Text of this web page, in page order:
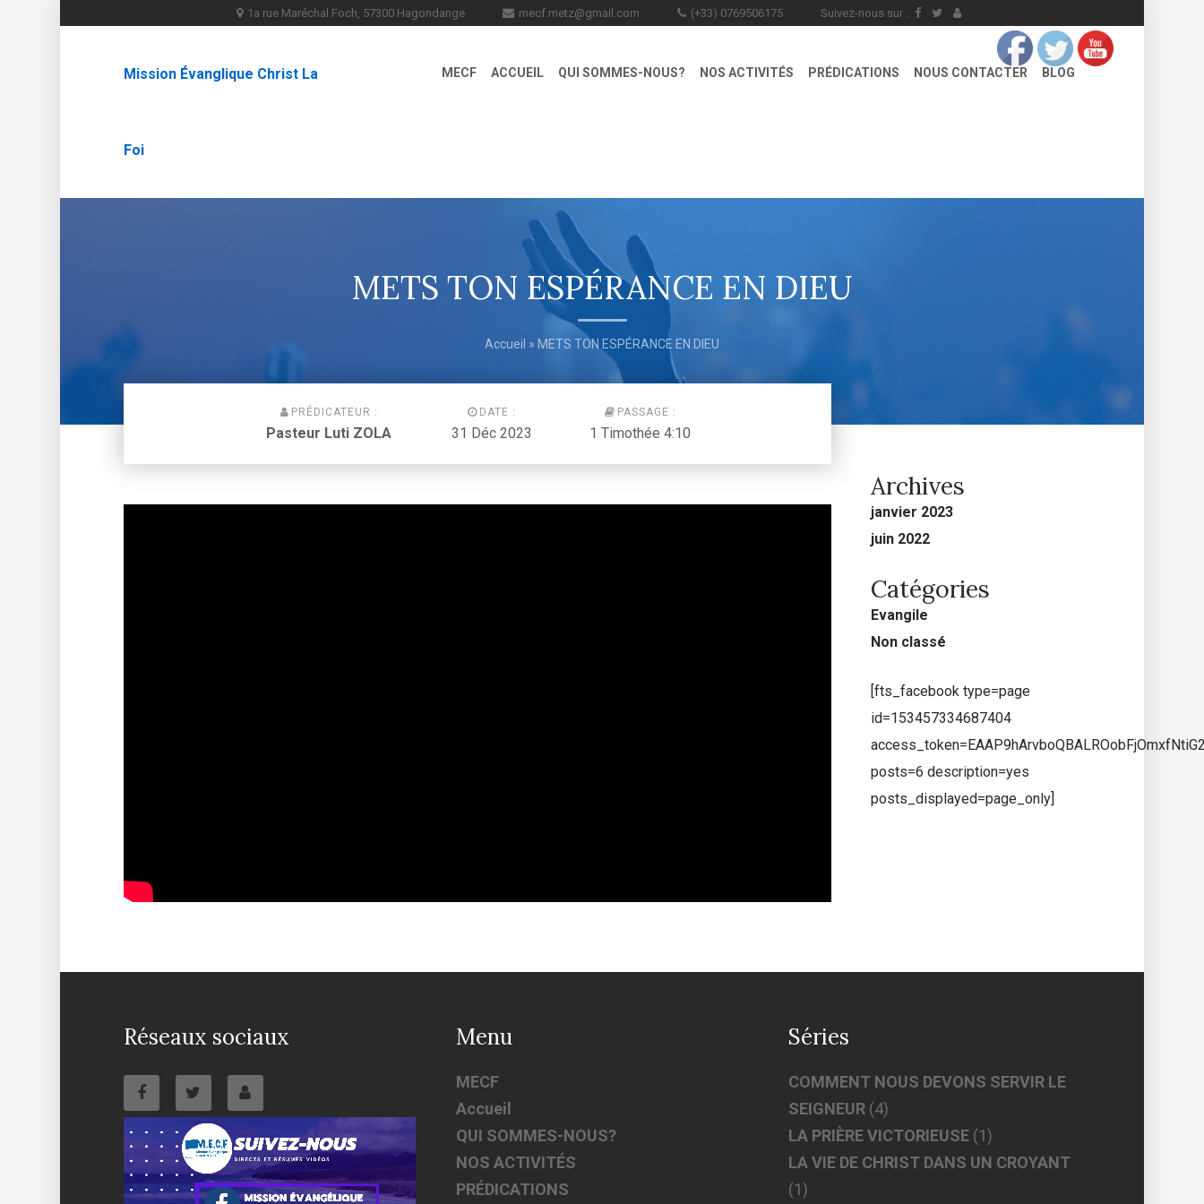
1a rue Maréchal Foch, 57300 Hagondange mecf.metz@gmail.com (+33) 0769506175 Suivez-nous sur :
Mission Évanglique Christ La
Foi
MECF ACCUEIL QUI SOMMES-NOUS? NOS ACTIVITÉS PRÉDICATIONS NOUS CONTACTER BLOG
METS TON ESPÉRANCE EN DIEU
Accueil » METS TON ESPÉRANCE EN DIEU
PRÉDICATEUR :
Pasteur Luti ZOLA
DATE :
31 Déc 2023
PASSAGE :
1 Timothée 4:10
Archives
janvier 2023
juin 2022
Catégories
Evangile
Non classé
[fts_facebook type=page
id=153457334687404
posts=6 description=yes
posts_displayed=page_only]
Réseaux sociaux Menu
MECF
Accueil
QUI SOMMES-NOUS?
NOS ACTIVITÉS
PRÉDICATIONS
Séries
COMMENT NOUS DEVONS SERVIR LE
SEIGNEUR(4)
LA PRIÈRE VICTORIEUSE(1)
LA VIE DE CHRIST DANS UN CROYANT
(1)